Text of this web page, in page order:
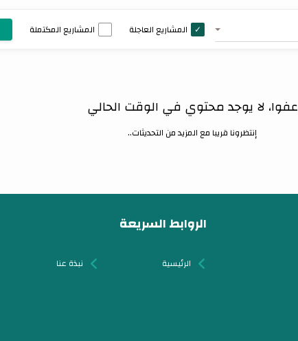
المشاريع العاجلة المشاريع المكتملة
عفوا، لا يوجد محتوي في الوقت الحالي
إنتظرونا قريبا مع المزيد من التحديثات..
الروابط السريعة
الرئيسية نبذة عنا